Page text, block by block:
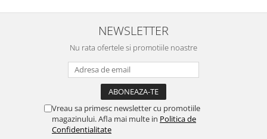
NEWSLETTER
Nu rata ofertele si promotiile noastre
Vreau sa primesc newsletter cu promotiile
magazinului. Afla mai multe in Politica de
Confidentialitate